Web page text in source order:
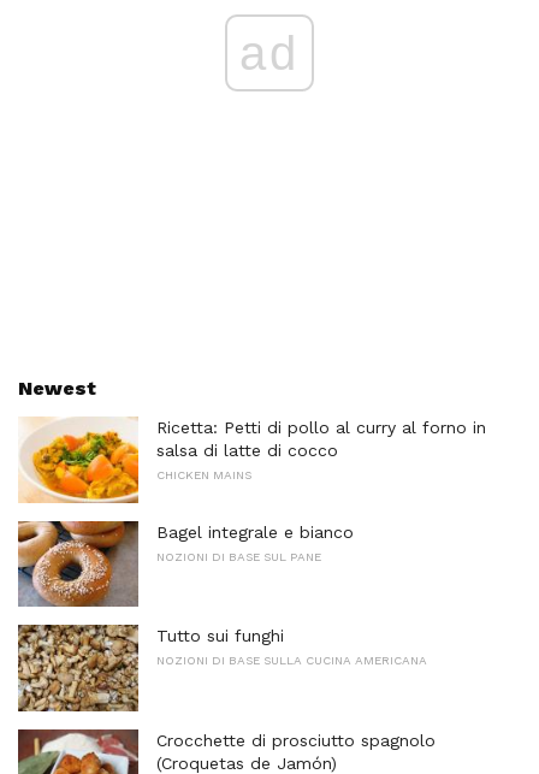
ad
Newest
Ricetta: Petti di pollo al curry al forno in
salsa di latte di cocco
CHICKEN MAINS
Bagel integrale e bianco
NOZIONI DI BASE SUL PANE
Tutto sui funghi
NOZIONI DI BASE SULLA CUCINA AMERICANA
Crocchette di prosciutto spagnolo
(Croquetas de Jamón)